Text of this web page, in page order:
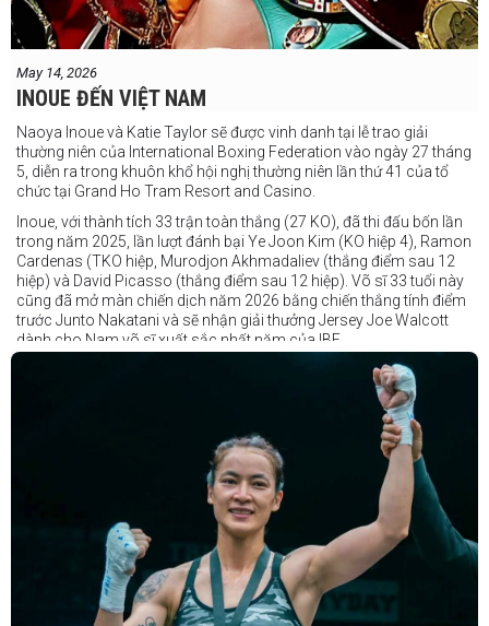
May 14, 2026
INOUE ĐẾN VIỆT NAM
Naoya Inoue và Katie Taylor sẽ được vinh danh tại lễ trao giải
thường niên của International Boxing Federation vào ngày 27 tháng
5, diễn ra trong khuôn khổ hội nghị thường niên lần thứ 41 của tổ
chức tại Grand Ho Tram Resort and Casino.
Inoue, với thành tích 33 trận toàn thắng (27 KO), đã thi đấu bốn lần
trong năm 2025, lần lượt đánh bại Ye Joon Kim (KO hiệp 4), Ramon
Cardenas (TKO hiệp, Murodjon Akhmadaliev (thắng điểm sau 12
hiệp) và David Picasso (thắng điểm sau 12 hiệp). Võ sĩ 33 tuổi này
cũng đã mở màn chiến dịch năm 2026 bằng chiến thắng tính điểm
trước Junto Nakatani và sẽ nhận giải thưởng Jersey Joe Walcott
dành cho Nam võ sĩ xuất sắc nhất năm của IBF.
Trong khi đó, Katie Taylor sẽ được trao danh hiệu Nữ võ sĩ xuất sắc
Dù chỉ thi đấu một trận trong năm 2025, nhưng đó lại là một trong
những màn trình diễn ấn tượng nhất trong sự nghiệp lẫy lừng với
thành tích 25 thắng - 1 thua (6 KO) của Taylor. Cô đã đánh bại đối
thủ lâu năm Amanda Serrano bằng chiến thắng tính điểm đồng
thuận trong trận thứ ba — và có thể là cuối cùng — của cặp đấu này
tại Madison Square Garden vào tháng 7.
Chiến thắng này nối tiếp hai trận thắng gây nhiều tranh cãi trước
Serrano vào các năm 2022 và 2024. Tuy nhiên lần này, không còn
bất kỳ nghi ngờ nào khi Taylor hoàn toàn vượt trội trong suốt 10